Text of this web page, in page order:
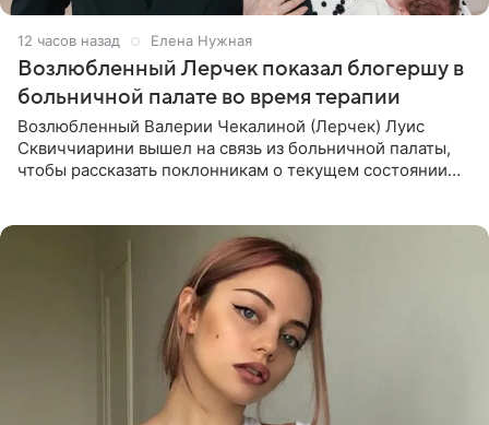
12 часов назад Елена Нужная
Возлюбленный Лерчек показал блогершу в
больничной палате во время терапии
Возлюбленный Валерии Чекалиной (Лерчек) Луис
Сквиччиарини вышел на связь из больничной палаты,
чтобы рассказать поклонникам о текущем состоянии